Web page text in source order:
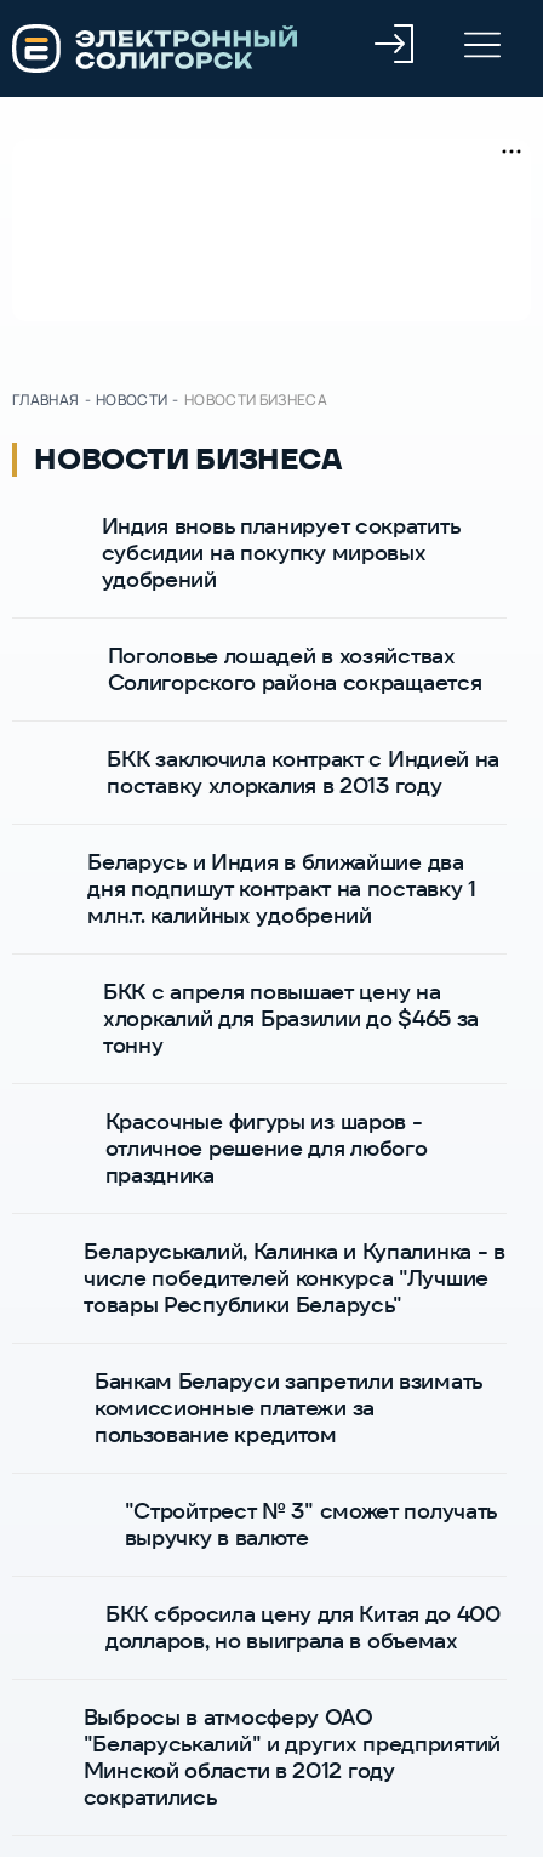
ГЛАВНАЯ - НОВОСТИ - НОВОСТИ БИЗНЕСА
НОВОСТИ БИЗНЕСА
Индия вновь планирует сократить
субсидии на покупку мировых
удобрений
Поголовье лошадей в хозяйствах
Солигорского района сокращается
БКК заключила контракт с Индией на
поставку хлоркалия в 2013 году
Беларусь и Индия в ближайшие два
дня подпишут контракт на поставку 1
млн.т. калийных удобрений
БКК с апреля повышает цену на
хлоркалий для Бразилии до $465 за
тонну
Красочные фигуры из шаров -
отличное решение для любого
праздника
Беларуськалий, Калинка и Купалинка - в
числе победителей конкурса "Лучшие
товары Республики Беларусь"
Банкам Беларуси запретили взимать
комиссионные платежи за
пользование кредитом
"Стройтрест № 3" сможет получать
выручку в валюте
БКК сбросила цену для Китая до 400
долларов, но выиграла в объемах
Выбросы в атмосферу ОАО
"Беларуськалий" и других предприятий
Минской области в 2012 году
сократились